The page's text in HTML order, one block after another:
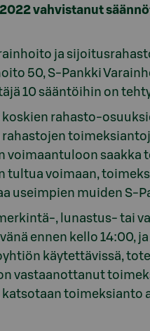
vahvistanut
ja
50, S-Pankki
10 sääntöihin on
rahasto-
voimaantuloon
tultua voimaan,
useimpien muiden S-
, lunastus- tai
ennen kello 14:00,
käytettävissä,
vastaanottanut
katsotaan